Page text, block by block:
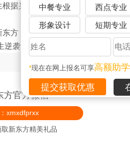
中餐专业 西点专业
形象设计 短期专业
*现在在网上报名可享高额助学
据兴趣选专业，课堂多以动手实
方，专业的教学资源，创业有指
袭。
方官方微信
xmxdfprxx
新东方精美礼品